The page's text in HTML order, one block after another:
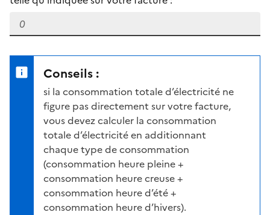
Conseils :
si la consommation totale d’électricité ne
figure pas directement sur votre facture,
vous devez calculer la consommation
totale d’électricité en additionnant
chaque type de consommation
(consommation heure pleine +
consommation heure creuse +
consommation heure d’été +
consommation heure d’hivers).